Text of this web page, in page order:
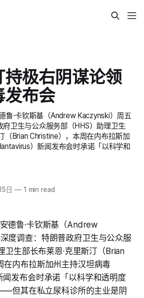
持极右阴谋论领
发布会
鲁·卡钦斯基（Andrew Kaczynski）周五
卫生与公众服务部（HHS）助理卫生
（Brian Christine），本周在内布拉斯加
）新闻发布会时承诺「以科学和
日 —1 min read
德鲁·卡钦斯基（Andrew
度调查：特朗普政府卫生与公众服
卫生部长布莱恩·克里斯汀（Brian
在内布拉斯加州主持汉坦病毒
闻发布会时承诺「以科学和透明度
但其在私立尿科诊所的主业是阴